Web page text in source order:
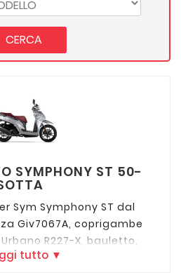
CERCA
SYMPHONY ST 50-
Sym Symphony ST dal
Giv7067A, coprigambe
R227-X, bauletto,
o PA372, antifurto
tutto ▼